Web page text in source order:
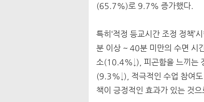
(65.7%)로 9.7% 증가했다.
특히‘적정 등교시간 조정 정책’
분 이상 ~ 40분 미만의 수면 시
소(10.4%↓), 피곤함을 느끼는
(9.3%↓), 적극적인 수업 참여
책이 긍정적인 효과가 있는 것